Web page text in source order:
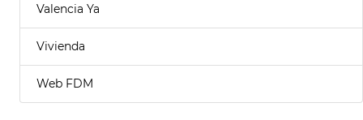
Valencia Ya
Vivienda
Web FDM